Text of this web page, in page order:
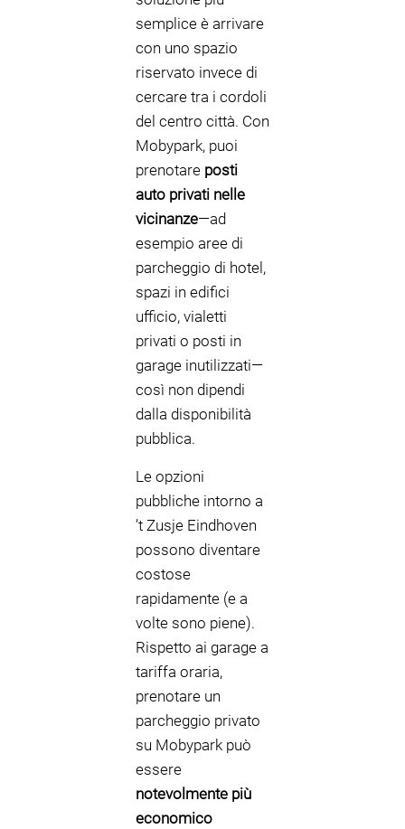
semplice è arrivare
con uno spazio
riservato invece di
cercare tra i cordoli
del centro città. Con
Mobypark, puoi
prenotare posti
auto privati nelle
vicinanze—ad
esempio aree di
parcheggio di hotel,
spazi in edifici
ufficio, vialetti
privati o posti in
garage inutilizzati—
così non dipendi
dalla disponibilità
pubblica.
Le opzioni
pubbliche intorno a
’t Zusje Eindhoven
possono diventare
costose
rapidamente (e a
volte sono piene).
Rispetto ai garage a
tariffa oraria,
prenotare un
parcheggio privato
su Mobypark può
essere
notevolmente più
economico